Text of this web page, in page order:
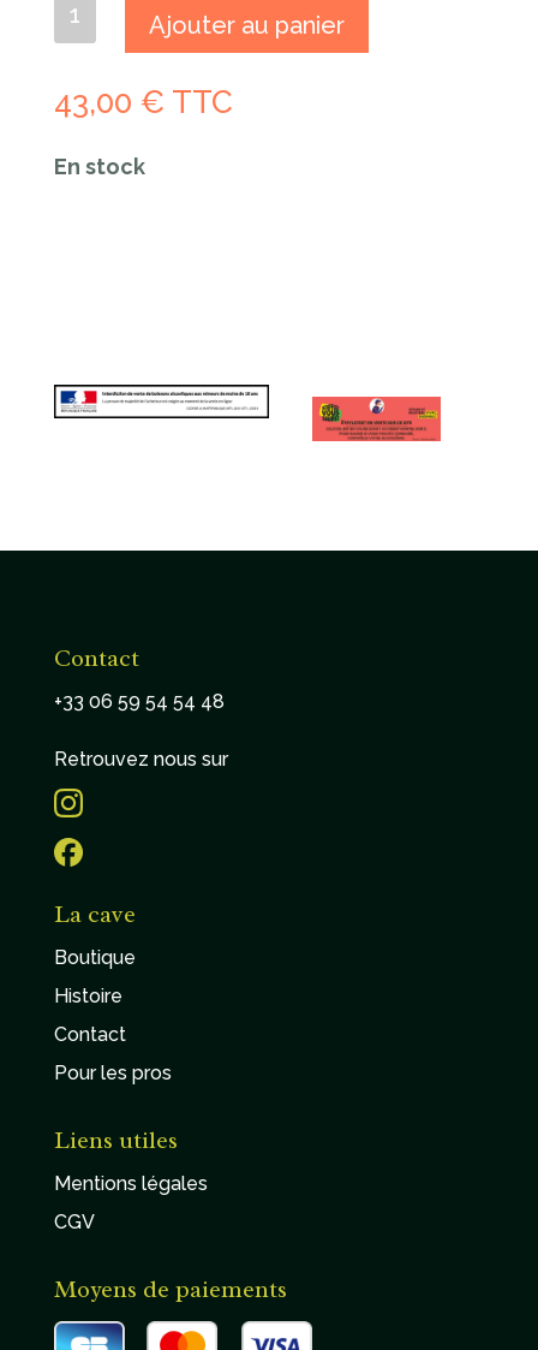
de
1er
"La
Ajouter au panier
43,00 € TTC
En stock
Contact
+33 06 59 54 54 48
Retrouvez nous sur
La cave
Boutique
Histoire
Contact
Pour les pros
Liens utiles
Mentions légales
CGV
Moyens de paiements